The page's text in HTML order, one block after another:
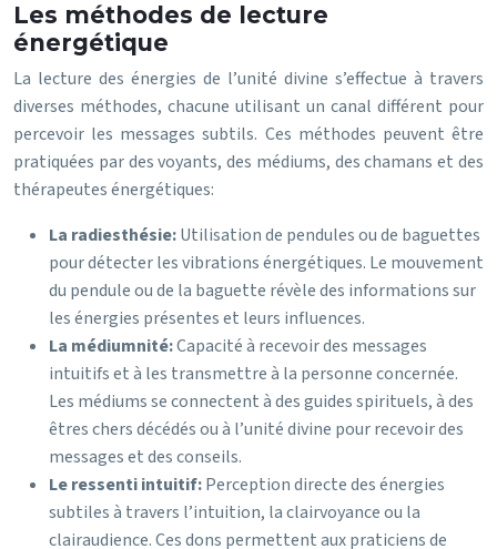
Les méthodes de lecture
énergétique
La lecture des énergies de l’unité divine s’effectue à travers
diverses méthodes, chacune utilisant un canal différent pour
percevoir les messages subtils. Ces méthodes peuvent être
pratiquées par des voyants, des médiums, des chamans et des
thérapeutes énergétiques:
La radiesthésie:Utilisation de pendules ou de baguettes
pour détecter les vibrations énergétiques. Le mouvement
du pendule ou de la baguette révèle des informations sur
les énergies présentes et leurs influences.
La médiumnité:Capacité à recevoir des messages
intuitifs et à les transmettre à la personne concernée.
Les médiums se connectent à des guides spirituels, à des
êtres chers décédés ou à l’unité divine pour recevoir des
messages et des conseils.
Le ressenti intuitif:Perception directe des énergies
subtiles à travers l’intuition, la clairvoyance ou la
clairaudience. Ces dons permettent aux praticiens de